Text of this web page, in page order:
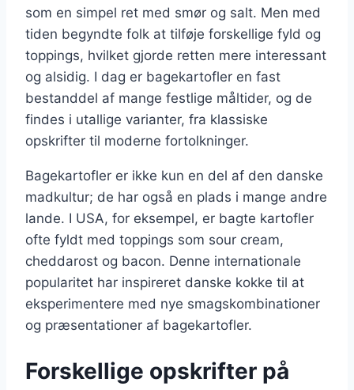
som en simpel ret med smør og salt. Men med
tiden begyndte folk at tilføje forskellige fyld og
toppings, hvilket gjorde retten mere interessant
og alsidig. I dag er bagekartofler en fast
bestanddel af mange festlige måltider, og de
findes i utallige varianter, fra klassiske
opskrifter til moderne fortolkninger.
Bagekartofler er ikke kun en del af den danske
madkultur; de har også en plads i mange andre
lande. I USA, for eksempel, er bagte kartofler
ofte fyldt med toppings som sour cream,
cheddarost og bacon. Denne internationale
popularitet har inspireret danske kokke til at
eksperimentere med nye smagskombinationer
og præsentationer af bagekartofler.
Forskellige opskrifter på